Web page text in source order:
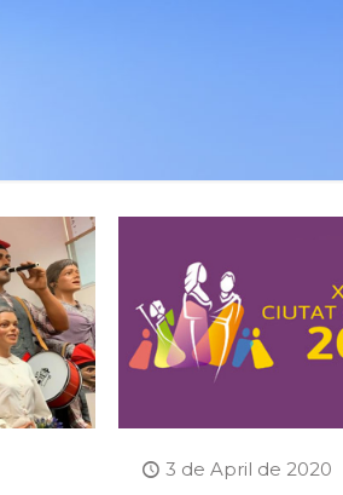
3 de April de 2020